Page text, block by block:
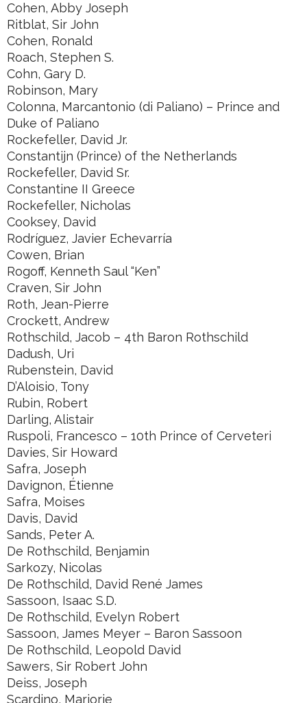
Cohen, Abby Joseph
Ritblat, Sir John
Cohen, Ronald
Roach, Stephen S.
Cohn, Gary D.
Robinson, Mary
Colonna, Marcantonio (di Paliano) – Prince and
Duke of Paliano
Rockefeller, David Jr.
Constantijn (Prince) of the Netherlands
Rockefeller, David Sr.
Constantine II Greece
Rockefeller, Nicholas
Cooksey, David
Rodríguez, Javier Echevarría
Cowen, Brian
Rogoff, Kenneth Saul “Ken”
Craven, Sir John
Roth, Jean-Pierre
Crockett, Andrew
Rothschild, Jacob – 4th Baron Rothschild
Dadush, Uri
Rubenstein, David
D’Aloisio, Tony
Rubin, Robert
Darling, Alistair
Ruspoli, Francesco – 10th Prince of Cerveteri
Davies, Sir Howard
Safra, Joseph
Davignon, Étienne
Safra, Moises
Davis, David
Sands, Peter A.
De Rothschild, Benjamin
Sarkozy, Nicolas
De Rothschild, David René James
Sassoon, Isaac S.D.
De Rothschild, Evelyn Robert
Sassoon, James Meyer – Baron Sassoon
De Rothschild, Leopold David
Sawers, Sir Robert John
Deiss, Joseph
Scardino, Marjorie